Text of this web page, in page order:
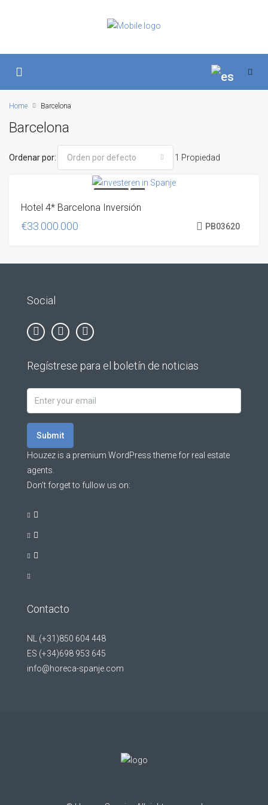
Home Barcelona
Barcelona
1 Propiedad
Ordenar por: Orden por defecto
MARKET VASTGOED
Hotel 4* Barcelona Inversión
€33.000.000 PB03620
Social
Regístrese para el boletín de noticias
Submit
Houzez is a premium WordPress theme for real estate
agents.
Don’t forget to fullow us on:
Contacto
NL (+31)850 604 448
ES (+34)698 953 645
info@horeca-spanje.com